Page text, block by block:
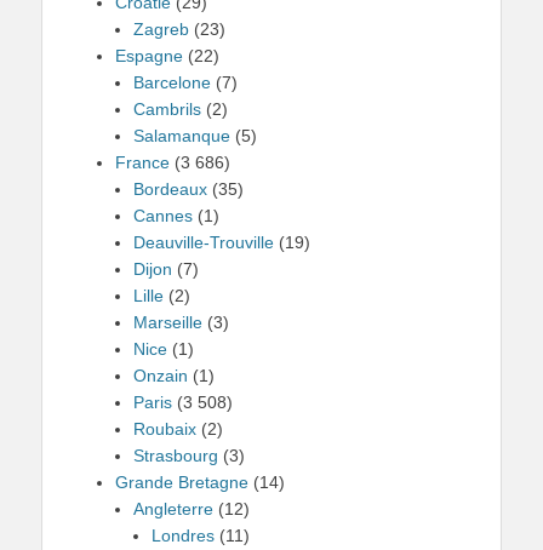
Zagreb (23)
Espagne (22)
Barcelone (7)
Cambrils (2)
Salamanque (5)
France (3 686)
Bordeaux (35)
Cannes (1)
Deauville-Trouville (19)
Dijon (7)
Lille (2)
Marseille (3)
Nice (1)
Onzain (1)
Paris (3 508)
Roubaix (2)
Strasbourg (3)
Grande Bretagne (14)
Angleterre (12)
Londres (11)